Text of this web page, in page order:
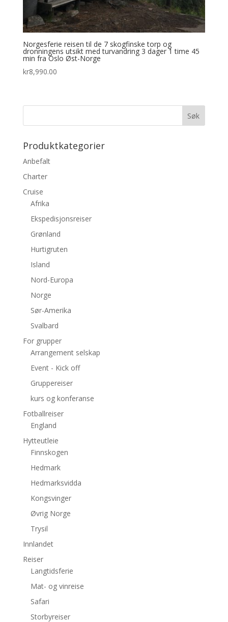
Norgesferie reisen til de 7 skogfinske torp og
dronningens utsikt med turvandring 3 dager 1 time 45
min fra Oslo Øst-Norge
kr8,990.00
Produktkategorier
Anbefalt
Charter
Cruise
Afrika
Ekspedisjonsreiser
Grønland
Hurtigruten
Island
Nord-Europa
Norge
Sør-Amerika
Svalbard
For grupper
Arrangement selskap
Event - Kick off
Gruppereiser
kurs og konferanse
Fotballreiser
England
Hytteutleie
Finnskogen
Hedmark
Hedmarksvidda
Kongsvinger
Øvrig Norge
Trysil
Innlandet
Reiser
Langtidsferie
Mat- og vinreise
Safari
Storbyreiser